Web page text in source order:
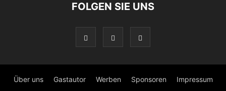
FOLGEN SIE UNS
Über uns Gastautor Werben Sponsoren Impressum